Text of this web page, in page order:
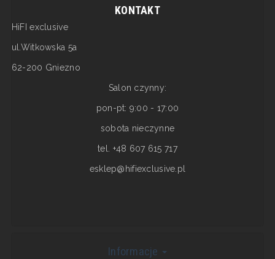
KONTAKT
HiFI exclusive
ul.Witkowska 5a
62-200 Gniezno
Salon czynny:
pon-pt: 9:00 - 17:00
sobota nieczynne
tel. +48 607 615 717
esklep@hifiexclusive.pl
Informacje